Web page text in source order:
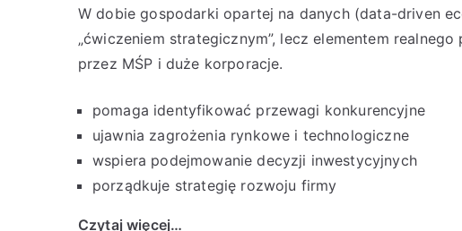
W dobie gospodarki opartej na danych (data-driven
„ćwiczeniem strategicznym”, lecz elementem
przez MŚP i duże korporacje.
pomaga identyfikować przewagi konkurencyjne
ujawnia zagrożenia rynkowe i technologiczne
wspiera podejmowanie decyzji inwestycyjnych
porządkuje strategię rozwoju firmy
Czytaj więcej…